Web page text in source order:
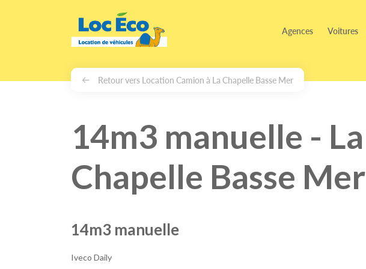
Agences Voitures
Retour vers Location Camion à La Chapelle Basse Mer
14m3 manuelle - La
Chapelle Basse Mer
14m3 manuelle
Iveco Daily